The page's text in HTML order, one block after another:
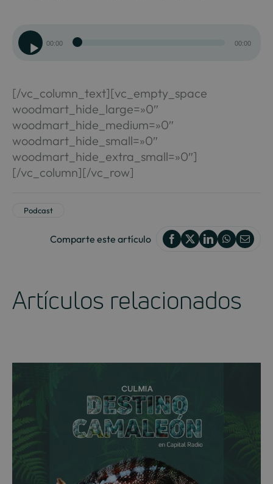
Reproductor
de
00:00 00:00
[/vc_column_text][vc_empty_space
woodmart_hide_large=»0″
woodmart_hide_medium=»0″
woodmart_hide_small=»0″
woodmart_hide_extra_small=»0″]
[/vc_column][/vc_row]
Podcast
Comparte este artículo
Artículos relacionados